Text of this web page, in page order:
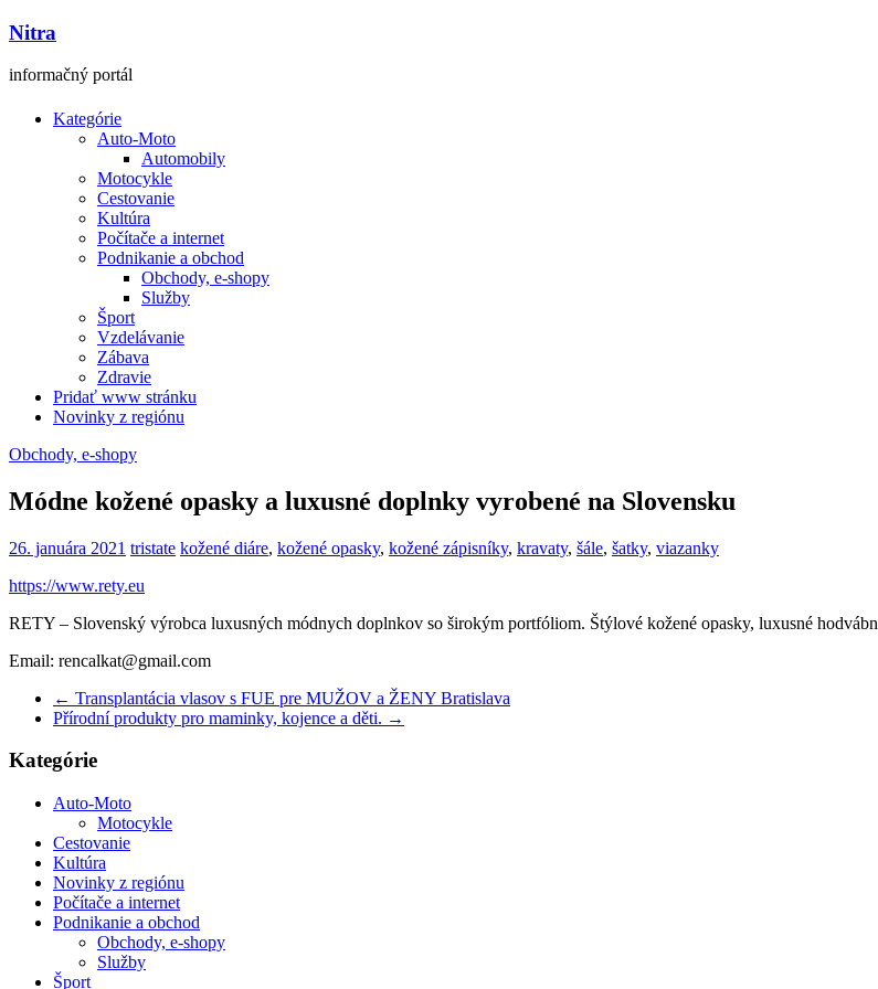
Nitra
informačný portál
Kategórie
Auto-Moto
Automobily
Motocykle
Cestovanie
Kultúra
Počítače a internet
Podnikanie a obchod
Obchody, e-shopy
Služby
Šport
Vzdelávanie
Zábava
Zdravie
Pridať www stránku
Novinky z regiónu
Obchody, e-shopy
Módne kožené opasky a luxusné doplnky vyrobené na Slovensku
26. januára 2021 tristate kožené diáre, kožené opasky, kožené zápisníky, kravaty, šále, šatky, viazanky
https://www.rety.eu
RETY – Slovenský výrobca luxusných módnych doplnkov so širokým portfóliom. Štýlové kožené opasky, luxusné
Email: rencalkat@gmail.com
← Transplantácia vlasov s FUE pre MUŽOV a ŽENY Bratislava
Přírodní produkty pro maminky, kojence a děti. →
Kategórie
Auto-Moto
Motocykle
Cestovanie
Kultúra
Novinky z regiónu
Počítače a internet
Podnikanie a obchod
Obchody, e-shopy
Služby
Šport